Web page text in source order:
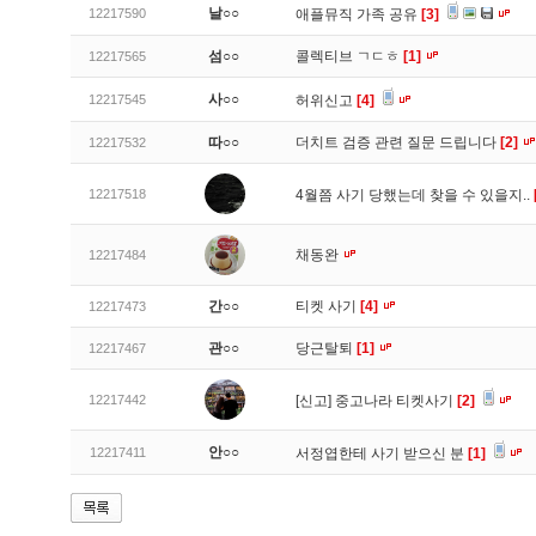
12217590 날○○ 애플뮤직 가족 공유 [3]
12217565 섬○○ 콜렉티브 ㄱㄷㅎ [1]
12217545 사○○ 허위신고 [4]
12217532 따○○ 더치트 검증 관련 질문 드립니다 [2]
12217518 4월쯤 사기 당했는데 찾을 수 있을지..
12217484 채동완
12217473 간○○ 티켓 사기 [4]
12217467 관○○ 당근탈퇴 [1]
12217442 [신고] 중고나라 티켓사기 [2]
12217411 안○○ 서정엽한테 사기 받으신 분 [1]